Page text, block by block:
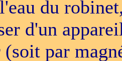
du
d'un
par